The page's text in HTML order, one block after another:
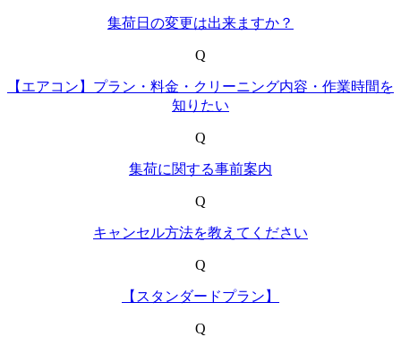
集荷日の変更は出来ますか？
Q
【エアコン】プラン・料金・クリーニング内容・作業時間を
知りたい
Q
集荷に関する事前案内
Q
キャンセル方法を教えてください
Q
【スタンダードプラン】
Q